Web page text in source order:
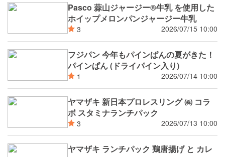
Pasco 蒜山ジャージー®️牛乳 を使用した
ホイップメロンパンジャージー牛乳
3 2026/07/15 10:00
フジパン 今年もパインぱんの夏がきた！
パインぱん (ドライパイン入り)
1 2026/07/14 10:00
ヤマザキ 新日本プロレスリング ㈱ コラ
ボ スタミナランチパック
3 2026/07/13 10:00
ヤマザキ ランチパック 鶏唐揚げ と カレ